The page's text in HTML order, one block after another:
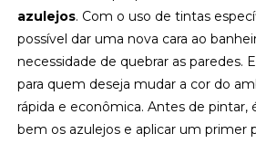
azulejos. Com o uso de tintas
possível dar uma nova cara ao
necessidade de quebrar as paredes.
para quem deseja mudar a cor do
rápida e econômica. Antes de
bem os azulejos e aplicar um primer